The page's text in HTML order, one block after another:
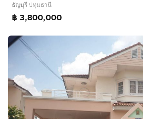
ธัญบุรี ปทุมธานี
฿ 3,800,000